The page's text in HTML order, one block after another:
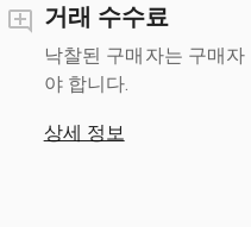
거래 수수료
낙찰된 구매자는 구매
야 합니다.
상세 정보